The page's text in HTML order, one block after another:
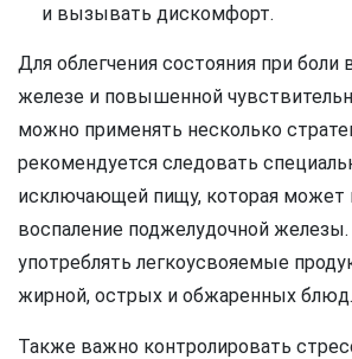
и вызывать дискомфорт.
Для облегчения состояния при боли
железе и повышенной
можно применять несколько
рекомендуется следовать
исключающей пищу, которая
воспаление поджелудочной
употреблять легкоусвояемые
жирной, острых и обжаренных блюд.
Также важно контролировать